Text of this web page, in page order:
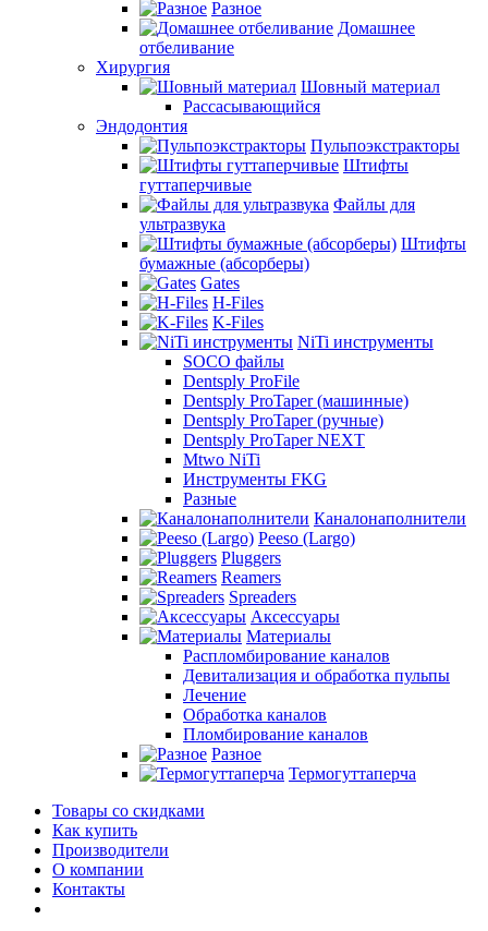
Разное
Домашнее
отбеливание
Хирургия
Шовный материал
Рассасывающийся
Эндодонтия
Пульпоэкстракторы
Штифты
гуттаперчивые
Файлы для
ультразвука
Штифты
бумажные (абсорберы)
Gates
H-Files
K-Files
NiTi инструменты
SOCO файлы
Dentsply ProFile
Dentsply ProTaper (машинные)
Dentsply ProTaper (ручные)
Dentsply ProTaper NEXT
Mtwo NiTi
Инструменты FKG
Разные
Каналонаполнители
Peeso (Largo)
Pluggers
Reamers
Spreaders
Аксессуары
Материалы
Распломбирование каналов
Девитализация и обработка пульпы
Лечение
Обработка каналов
Пломбирование каналов
Разное
Термогуттаперча
Товары со скидками
Как купить
Производители
О компании
Контакты